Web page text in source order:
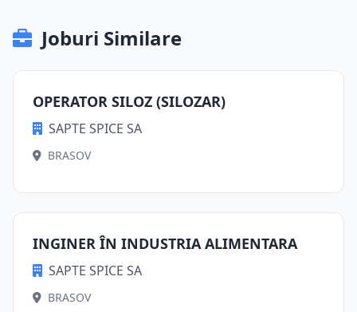
Joburi Similare
OPERATOR SILOZ (SILOZAR)
SAPTE SPICE SA
BRASOV
INGINER ÎN INDUSTRIA ALIMENTARA
SAPTE SPICE SA
BRASOV